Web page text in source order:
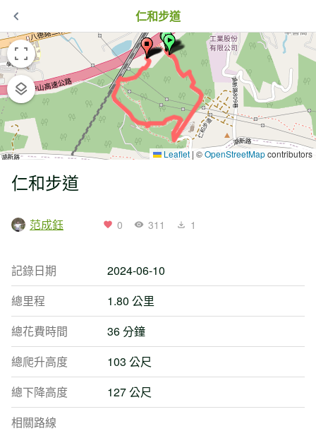
仁和步道
Leaflet | ©OpenStreetMapcontributors
仁和步道
范成鈺 0 311 1
記錄日期
2024-06-10
總里程
1.80 公里
總花費時間
36 分鐘
總爬升高度
103 公尺
總下降高度
127 公尺
相關路線